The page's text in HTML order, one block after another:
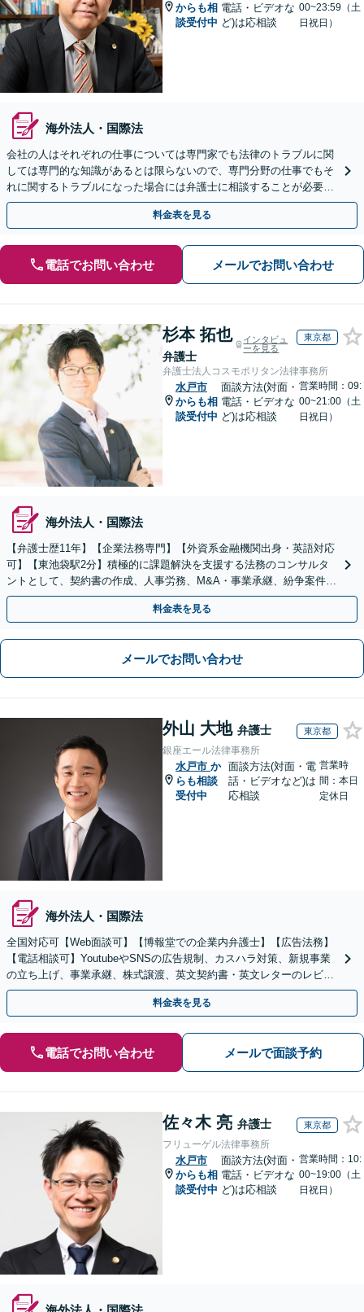
からも相
談受付中
電話・ビデオな
ど)は応相談
00~23:59（土
日祝日）
海外法人・国際法
会社の人はそれぞれの仕事については専門家でも法律のトラブルに関
しては専門的な知識があるとは限らないので、専門分野の仕事でもそ
れに関するトラブルになった場合には弁護士に相談することが必要不
可欠だと思います。銀座駅1分、100社超の実績。
料金表を見る
電話でお問い合わせ メールでお問い合わせ
杉本 拓也
弁護士
インタビュ
ーを見る
東京都
弁護士法人コスモポリタン法律事務所
水戸市
からも相
談受付中
面談方法(対面・
電話・ビデオな
ど)は応相談
営業時間：09:
00~21:00（土
日祝日）
海外法人・国際法
【弁護士歴11年】【企業法務専門】【外資系金融機関出身・英語対応
可】【東池袋駅2分】積極的に課題解決を支援する法務のコンサルタ
ントとして、契約書の作成、人事労務、M&A・事業承継、紛争案件等
に広く対応致します【初回面談無料】
料金表を見る
メールでお問い合わせ
外山 大地 弁護士 東京都
銀座エール法律事務所
水戸市 か
らも相談
受付中
面談方法(対面・電
話・ビデオなど)は
応相談
営業時
間：本日
定休日
海外法人・国際法
全国対応可【Web面談可】【博報堂での企業内弁護士】【広告法務】
【電話相談可】YoutubeやSNSの広告規制、カスハラ対策、新規事業
の立ち上げ、事業承継、株式譲渡、英文契約書・英文レターのレビュ
ー・ドラフトなどに対応。
料金表を見る
電話でお問い合わせ メールで面談予約
佐々木 亮 弁護士 東京都
フリューゲル法律事務所
水戸市
からも相
談受付中
面談方法(対面・
電話・ビデオな
ど)は応相談
営業時間：10:
00~19:00（土
日祝日）